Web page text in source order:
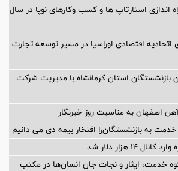
استارتاپ ها و کسب وکارهای نوپا در سال
اتحادیه اقتصادی اوراسیا در مسیر توسعه تجارت
استان کرمانشاه با مدیریت شرکت
اصفهان به مناسبت روز خبرنگار
به بازنشستگان‌را افتخار بیمه دی می دانیم
۱۴ هزار دلار شد
خدمت، ایثار و نجات جان انسان‌ها در مکتب